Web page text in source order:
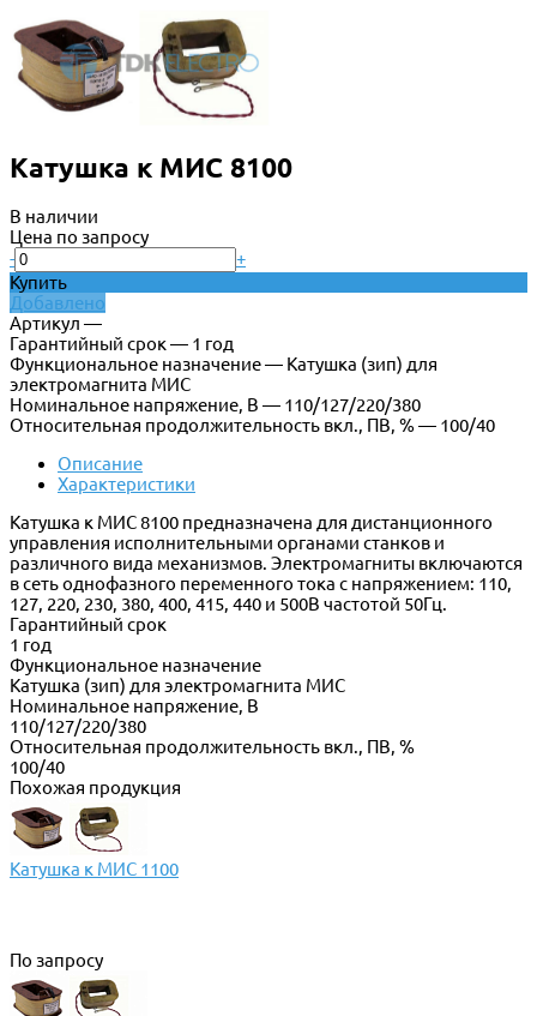
Катушка к МИС 8100
В наличии
Цена по запросу
-
+
Купить
Добавлено
Артикул —
Гарантийный срок — 1 год
Функциональное назначение — Катушка (зип) для
электромагнита МИС
Номинальное напряжение, В — 110/127/220/380
Относительная продолжительность вкл., ПВ, % — 100/40
Описание
Характеристики
Катушка к МИС 8100 предназначена для дистанционного
управления исполнительными органами станков и
различного вида механизмов. Электромагниты включаются
в сеть однофазного переменного тока с напряжением: 110,
127, 220, 230, 380, 400, 415, 440 и 500В частотой 50Гц.
Гарантийный срок
1 год
Функциональное назначение
Катушка (зип) для электромагнита МИС
Номинальное напряжение, В
110/127/220/380
Относительная продолжительность вкл., ПВ, %
100/40
Похожая продукция
Катушка к МИС 1100
По запросу